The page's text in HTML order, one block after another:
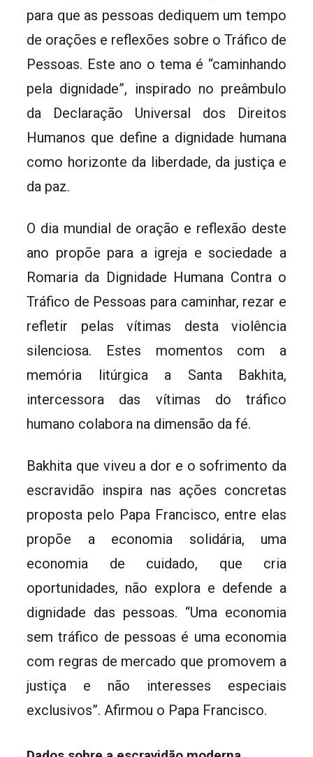
para que as pessoas dediquem um tempo
de orações e reflexões sobre o Tráfico de
Pessoas. Este ano o tema é “caminhando
pela dignidade”, inspirado no preâmbulo
da Declaração Universal dos Direitos
Humanos que define a dignidade humana
como horizonte da liberdade, da justiça e
da paz.
O dia mundial de oração e reflexão deste
ano propõe para a igreja e sociedade a
Romaria da Dignidade Humana Contra o
Tráfico de Pessoas para caminhar, rezar e
refletir pelas vítimas desta violência
silenciosa. Estes momentos com a
memória litúrgica a Santa Bakhita,
intercessora das vítimas do tráfico
humano colabora na dimensão da fé.
Bakhita que viveu a dor e o sofrimento da
escravidão inspira nas ações concretas
proposta pelo Papa Francisco, entre elas
propõe a economia solidária, uma
economia de cuidado, que cria
oportunidades, não explora e defende a
dignidade das pessoas. “Uma economia
sem tráfico de pessoas é uma economia
com regras de mercado que promovem a
justiça e não interesses especiais
exclusivos”. Afirmou o Papa Francisco.